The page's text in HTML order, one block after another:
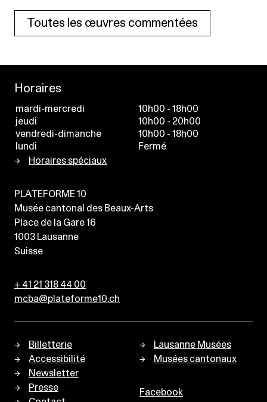
Toutes les œuvres commentées
Horaires
mardi-mercredi
10h00 - 18h00
jeudi
10h00 - 20h00
vendredi-dimanche
10h00 - 18h00
lundi
Fermé
Horaires spéciaux
PLATEFORME 10
Musée cantonal des Beaux-Arts
Place de la Gare 16
1003 Lausanne
Suisse
+ 41 21 318 44 00
mcba@plateforme10.ch
Billetterie
Accessibilité
Newsletter
Presse
Lausanne Musées
Musées cantonaux
Facebook